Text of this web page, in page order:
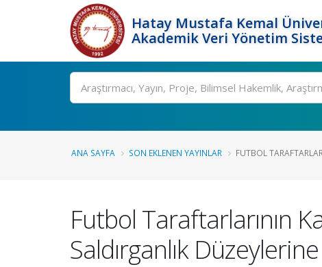
Hatay Mustafa Kemal
Akademik Veri Yönetim
Ara
ANA SAYFA SON EKLENEN YAYINLAR FUTBOL
Futbol Taraftarlarının
Saldırganlık